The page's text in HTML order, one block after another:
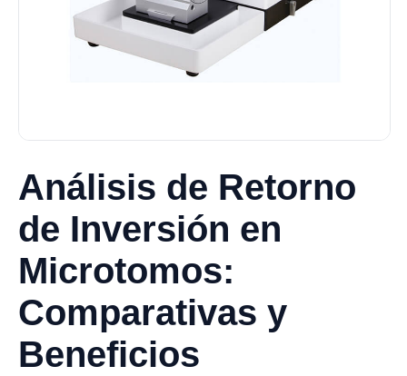
Análisis de Retorno
de Inversión en
Microtomos:
Comparativas y
Beneficios